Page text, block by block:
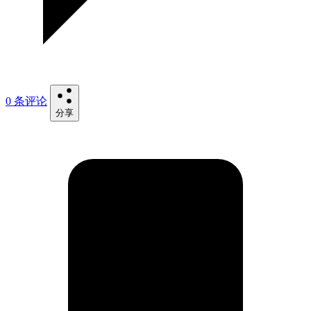
0 条评论
分享